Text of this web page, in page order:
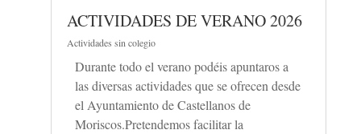
ACTIVIDADES DE VERANO 2026
Actividades sin colegio
Durante todo el verano podéis apuntaros a
las diversas actividades que se ofrecen desde
el Ayuntamiento de Castellanos de
Moriscos.Pretendemos facilitar la